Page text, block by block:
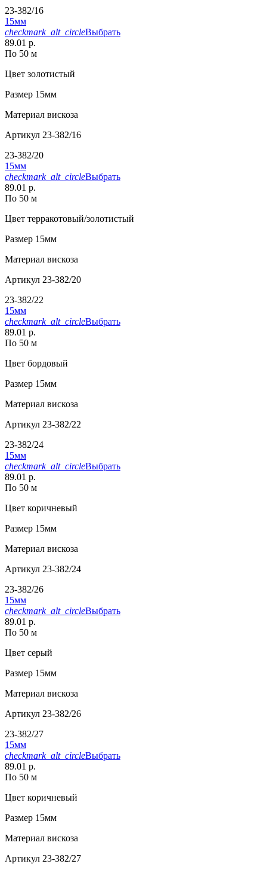
23-382/16
15мм
checkmark_alt_circleВыбрать
89.01 р.
По 50 м
Цвет золотистый
Размер 15мм
Материал вискоза
Артикул 23-382/16
23-382/20
15мм
checkmark_alt_circleВыбрать
89.01 р.
По 50 м
Цвет терракотовый/золотистый
Размер 15мм
Материал вискоза
Артикул 23-382/20
23-382/22
15мм
checkmark_alt_circleВыбрать
89.01 р.
По 50 м
Цвет бордовый
Размер 15мм
Материал вискоза
Артикул 23-382/22
23-382/24
15мм
checkmark_alt_circleВыбрать
89.01 р.
По 50 м
Цвет коричневый
Размер 15мм
Материал вискоза
Артикул 23-382/24
23-382/26
15мм
checkmark_alt_circleВыбрать
89.01 р.
По 50 м
Цвет серый
Размер 15мм
Материал вискоза
Артикул 23-382/26
23-382/27
15мм
checkmark_alt_circleВыбрать
89.01 р.
По 50 м
Цвет коричневый
Размер 15мм
Материал вискоза
Артикул 23-382/27